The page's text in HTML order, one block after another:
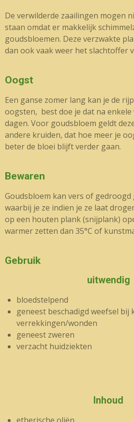
De verwilderde zaailingen mogen
staan omdat er makkelijk
goudsbloemen. Deze verzwakte
dan ook vaak weer het slachtoffer
Oogst
Een ganse zomer lang kan je de
oogsten, best doe je dat na
dagen. Voor goudsbloem geldt
andere kruiden, dat hoe meer je
beter de bloei blijft verder gaan.
Bewaren
Goudsbloem kan vers of
waarbij je ze indien je ze laat
op een houten plank (snijplank)
warmer zetten dan 35°C of
Gebruik
uitwendig
bloedstelpend
geneest beschadigd weefsel bij
verrekkingen/wonden
geneest zweren
verzacht huidziekten
Inhoud